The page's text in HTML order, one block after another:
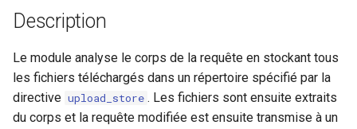
injection
iputils
jit-uuid
Description
Le module analyse le corps de la requête en stockant tous
les fichiers téléchargés dans un répertoire spécifié par la
directive upload_store . Les fichiers sont ensuite extraits
du corps et la requête modifiée est ensuite transmise à un